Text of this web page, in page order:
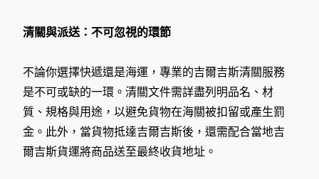
清關與派送：不可忽視的環節
不論你選擇快遞還是海運，專業的吉爾吉斯清關服務
是不可或缺的一環。清關文件需詳盡列明品名、材
質、規格與用途，以避免貨物在海關被扣留或產生罰
金。此外，當貨物抵達吉爾吉斯後，還需配合當地吉
爾吉斯貨運將商品送至最終收貨地址。